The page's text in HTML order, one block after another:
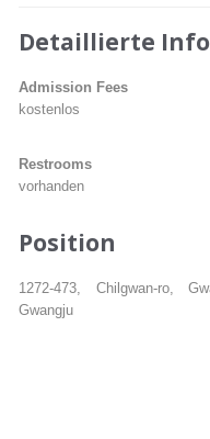
Detaillierte
Admission Fees
kostenlos
Restrooms
vorhanden
Position
1272-473, Chilgwan-ro,
Gwangju